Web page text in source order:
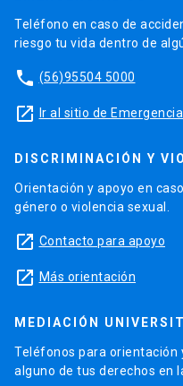
Teléfono en caso de
riesgo tu vida dentro de
phone (56)95504 5000
launch Ir al sitio de
DISCRIMINACIÓN Y
Orientación y apoyo en
género o violencia sexual.
launch Contacto para apoyo
launch Más orientación
MEDIACIÓN
Teléfonos para orientación
alguno de tus derechos en